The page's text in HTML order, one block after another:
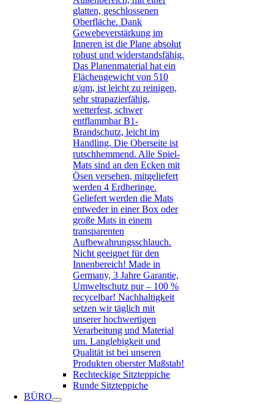
glatten, geschlossenen
Oberfläche. Dank
Gewebeverstärkung im
Inneren ist die Plane absolut
robust und widerstandsfähig.
Das Planenmaterial hat ein
Flächengewicht von 510
g/qm, ist leicht zu reinigen,
sehr strapazierfähig,
wetterfest, schwer
entflammbar B1-
Brandschutz, leicht im
Handling. Die Oberseite ist
rutschhemmend. Alle Spiel-
Mats sind an den Ecken mit
Ösen versehen, mitgeliefert
werden 4 Erdheringe.
Geliefert werden die Mats
entweder in einer Box oder
große Mats in einem
transparenten
Aufbewahrungsschlauch.
Nicht geeignet für den
Innenbereich! Made in
Germany, 3 Jahre Garantie,
Umweltschutz pur – 100 %
recycelbar! Nachhaltigkeit
setzen wir täglich mit
unserer hochwertigen
Verarbeitung und Material
um. Langlebigkeit und
Qualität ist bei unseren
Produkten oberster Maßstab!
Rechteckige Sitzteppiche
Runde Sitzteppiche
BÜRO